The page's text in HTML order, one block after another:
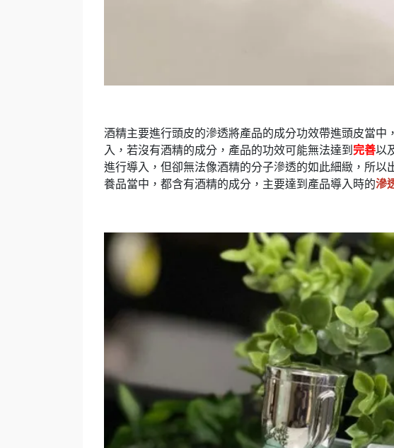
酒精主要進行頭皮的滲透將產品的成分功效帶進頭皮當
入，若沒有酒精的成分，產品的功效可能無法達到 完善以
進行導入，但卻無法像酒精的分子滲透的如此細緻，所
養品當中，都含有酒精的成分，主要達到產品導入時的滲